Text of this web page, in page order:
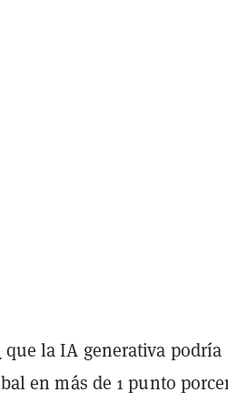
que la IA generativa podría
en más de 1 punto